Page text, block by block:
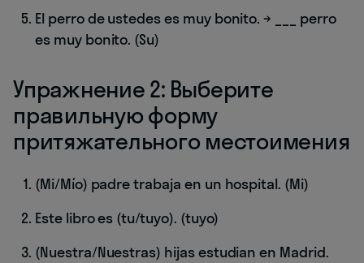
El perro de ustedes es muy bonito. → ___ perro
es muy bonito. (Su)
Упражнение 2: Выберите
правильную форму
притяжательного местоимения
(Mi/Mío) padre trabaja en un hospital. (Mi)
Este libro es (tu/tuyo). (tuyo)
(Nuestra/Nuestras) hijas estudian en Madrid.